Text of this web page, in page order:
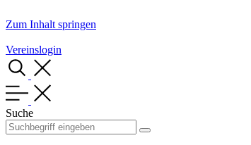
Zum Inhalt springen
Vereinslogin
Suche